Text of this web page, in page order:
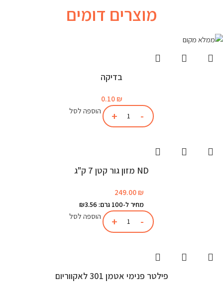
מוצרים דומים
בדיקה
0.10 ₪
הוספה לסל
ND מזון גור קטן 7 ק"ג
249.00 ₪
מחיר ל-100 גרם: ₪3.56
הוספה לסל
פילטר פנימי אטמן 301 לאקווריום